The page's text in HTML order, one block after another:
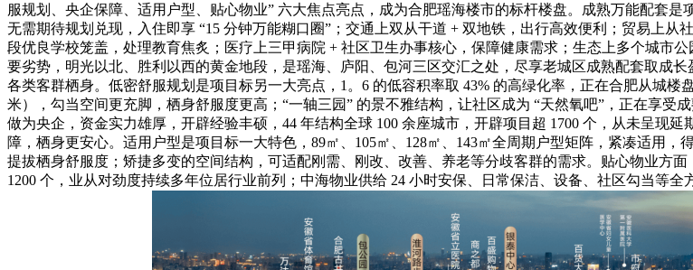
服规划、央企保障、适用户型、贴心物业” 六大焦点亮点，成为合肥瑶海楼市的标杆楼盘。成熟万能配套是
无需期待规划兑现，入住即享 “15 分钟万能糊口圈”；交通上双从干道 + 双地铁，出行高效便利；贸易上
段优良学校笼盖，处理教育焦炙；医疗上三甲病院 + 社区卫生办事核心，保障健康需求；生态上多个城市
要劣势，明光以北、胜利以西的黄金地段，是瑶海、庐阳、包河三区交汇之处，尽享老城区成熟配套取成
各类客群栖身。低密舒服规划是项目标另一大亮点，1。6 的低容积率取 43% 的高绿化率，正在合肥从城
米），勾当空间更充脚，栖身舒服度更高；“一轴三园” 的景不雅结构，让社区成为 “天然氧吧”，正在享
做为央企，资金实力雄厚，开辟经验丰硕，44 年结构全球 100 余座城市，开辟项目超 1700 个，从未呈现
障，栖身更安心。适用户型是项目标一大特色，89㎡、105㎡、128㎡、143㎡全周期户型矩阵，紧凑适用，
提拔栖身舒服度；矫捷多变的空间结构，可适配刚需、刚改、改善、养老等分歧客群的需求。贴心物业方
1200 个，业从对劲度持续多年位居行业前列；中海物业供给 24 小时安保、日常保洁、设备、社区勾当等